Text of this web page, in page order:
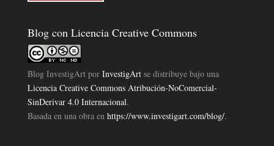
Blog con Licencia Creative Commons
Blog InvestigArtpor InvestigArtse distribuye bajo una
Licencia Creative Commons Atribución-NoComercial-
SinDerivar 4.0 Internacional.
Basada en una obra en https://www.investigart.com/blog/.